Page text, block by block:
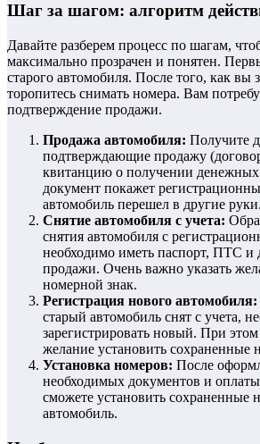
Шаг за шагом: алгоритм
Давайте разберем процесс по шагам,
максимально прозрачен и понятен.
старого автомобиля. После того, как вы
торопитесь снимать номера. Вам
подтверждение продажи.
Продажа автомобиля: Получите
подтверждающие продажу
квитанцию о получении денежных
документ покажет
автомобиль перешел в другие
Снятие автомобиля с учета:
снятия автомобиля с
необходимо иметь паспорт, ПТС и
продажи. Очень важно указать
номерной знак.
Регистрация нового автомобиля:
старый автомобиль снят с учета,
зарегистрировать новый. При
желание установить сохраненные
Установка номеров: После
необходимых документов и
сможете установить сохраненные
автомобиль.